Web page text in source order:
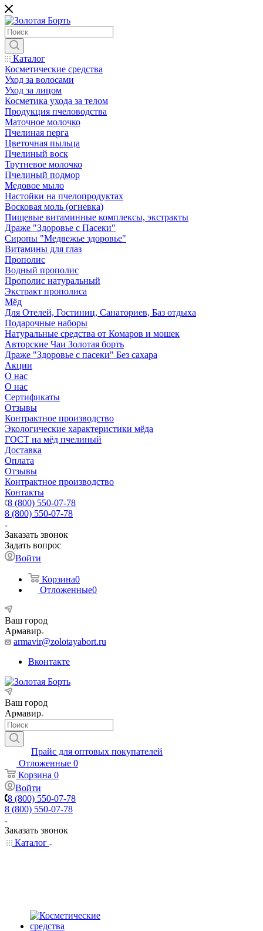
Каталог
Косметические средства
Уход за волосами
Уход за лицом
Косметика ухода за телом
Продукция пчеловодства
Маточное молочко
Пчелиная перга
Цветочная пыльца
Пчелиный воск
Трутневое молочко
Пчелиный подмор
Медовое мыло
Настойки на пчелопродуктах
Восковая моль (огневка)
Пищевые витаминные комплексы, экстракты
Драже "Здоровье с Пасеки"
Сиропы "Медвежье здоровье"
Витамины для глаз
Прополис
Водный прополис
Прополис натуральный
Экстракт прополиса
Мёд
Для Отелей, Гостиниц, Санаториев, Баз отдыха
Подарочные наборы
Натуральные средства от Комаров и мошек
Авторские Чаи Золотая борть
Драже "Здоровье с пасеки" Без сахара
Акции
О нас
О нас
Сертификаты
Отзывы
Контрактное производство
Экологические характеристики мёда
ГОСТ на мёд пчелиный
Доставка
Оплата
Отзывы
Контрактное производство
Контакты
8 (800) 550-07-78
8 (800) 550-07-78
Заказать звонок
Задать вопрос
Войти
Корзина0
Отложенные0
Ваш город
Армавир
armavir@zolotayabort.ru
Вконтакте
Ваш город
Армавир
Прайс для оптовых покупателей
Отложенные 0
Корзина 0
Войти
8 (800) 550-07-78
8 (800) 550-07-78
Заказать звонок
Каталог